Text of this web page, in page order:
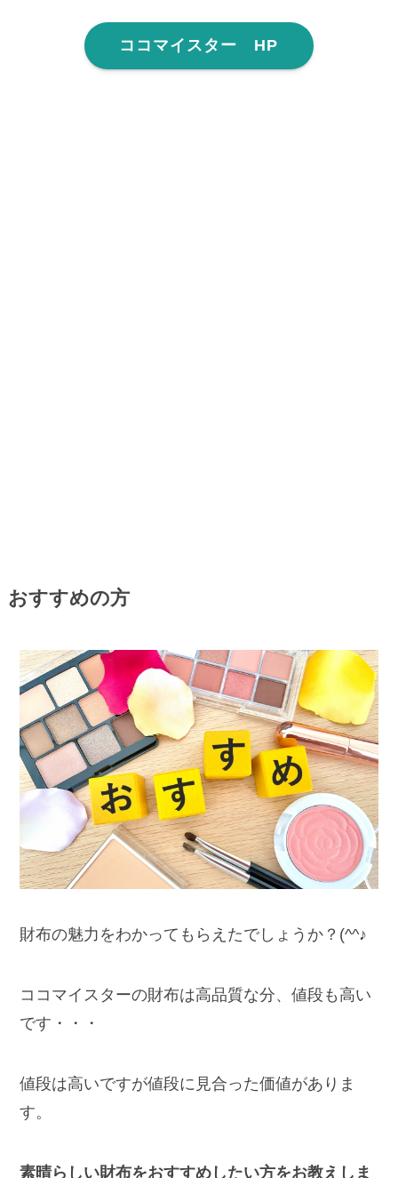
ココマイスター HP
おすすめの方
財布の魅力をわかってもらえたでしょうか？(^^♪
ココマイスターの財布は高品質な分、値段も高い
です・・・
値段は高いですが値段に見合った価値がありま
す。
素晴らしい財布をおすすめしたい方をお教えしま